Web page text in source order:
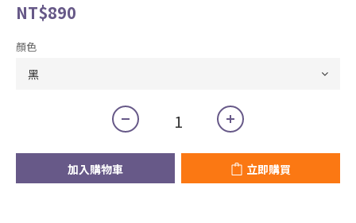
NT$890
顏色
加入購物車 立即購買